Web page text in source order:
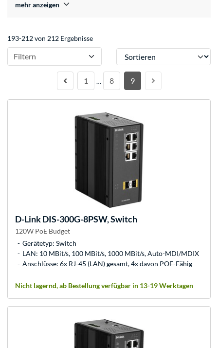
mehr anzeigen
193-212 von 212 Ergebnisse
Filtern Sortieren
1 … 8 9
D-LinkDIS-300G-8PSW, Switch
120W PoE Budget
Gerätetyp: Switch
LAN: 10 MBit/s, 100 MBit/s, 1000 MBit/s, Auto-MDI/MDIX
Anschlüsse: 6x RJ-45 (LAN) gesamt, 4x davon POE-Fähig
Nicht lagernd, ab Bestellung verfügbar in 13-19 Werktagen